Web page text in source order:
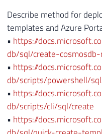
Describe method for
templates and Azure
• https://
db/sql/create-
• https://
db/scripts/powershell/
• https://
db/scripts/cli/sql/create
• https://